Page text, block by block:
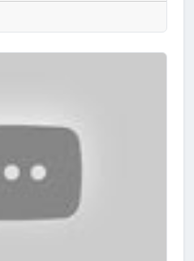
; Следете за
на "Академията на